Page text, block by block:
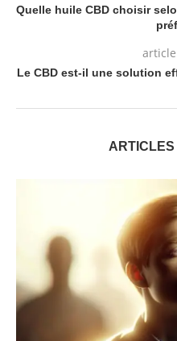
Quelle huile CBD choisir
Le CBD est-il une solution